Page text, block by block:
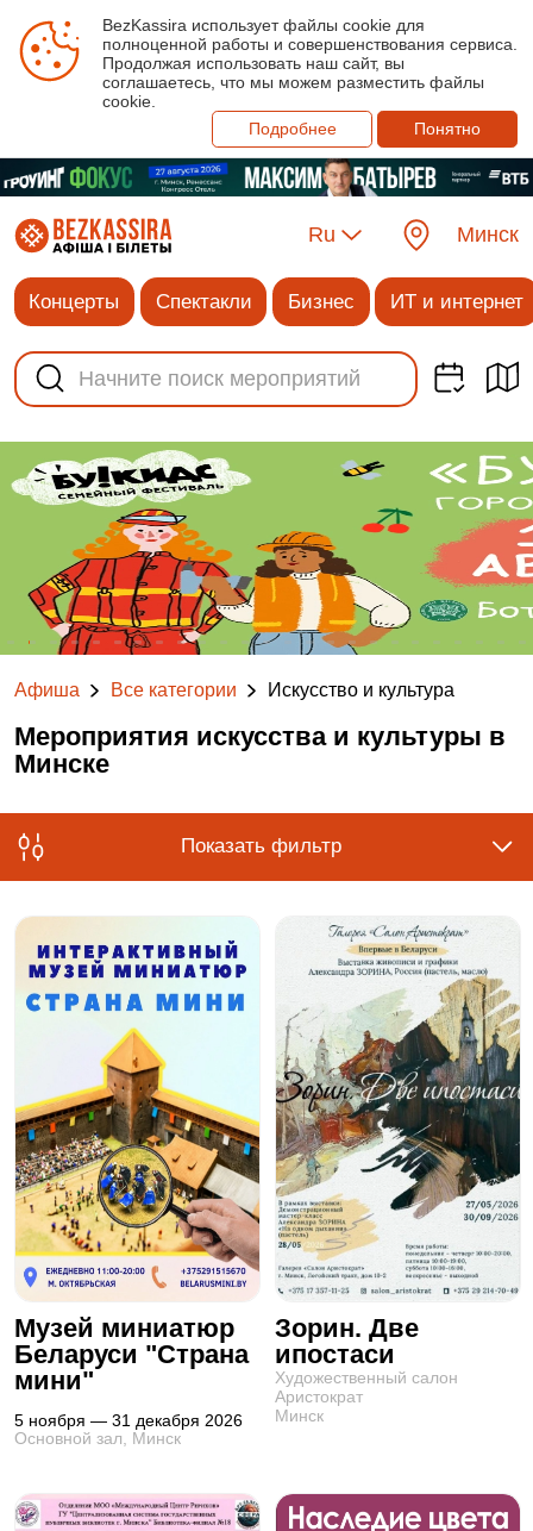
BezKassira использует файлы cookie для
полноценной работы и совершенствования сервиса.
Продолжая использовать наш сайт, вы
соглашаетесь, что мы можем разместить файлы
cookie.
Подробнее
Понятно
Ru Минск
Концерты Спектакли Бизнес ИТ и интернет
Афиша Все категории Искусство и культура
Мероприятия искусства и культуры в
Минске
Показать фильтр
Музей миниатюр
Беларуси "Страна
мини"
5 ноября — 31 декабря 2026
Основной зал, Минск
Зорин. Две
ипостаси
Художественный салон
Аристократ
Минск